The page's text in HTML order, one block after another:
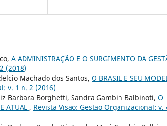
A ADMINISTRAÇÃO E O SURGIMENTO DA
(2018)
Machado dos Santos, O BRASIL E SEU
v. 1 n. 2 (2016)
Barbara Borghetti, Sandra Gambin Balbinoti, O
ATUAL , Revista Visão: Gestão Organizacional: v.